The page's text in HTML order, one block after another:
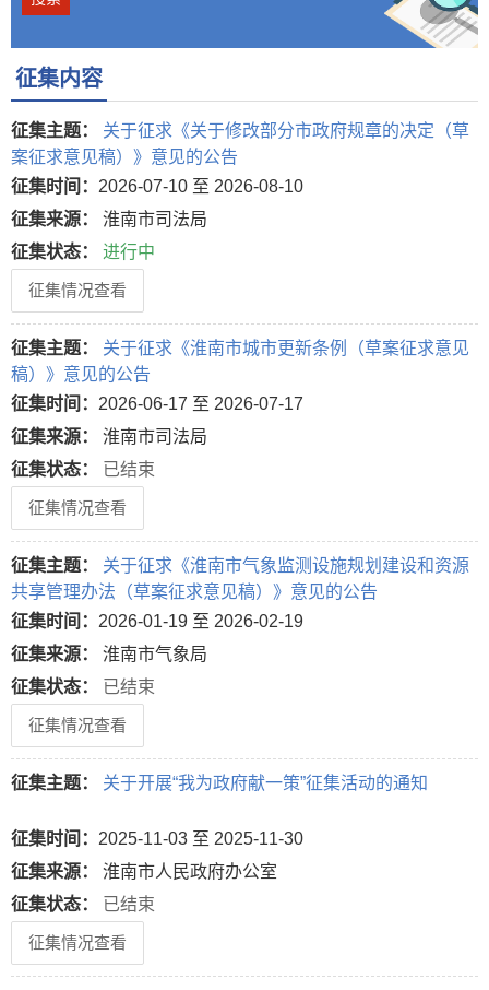
征集内容
征集主题：
关于征求《关于修改部分市政府规章的决定（草
案征求意见稿）》意见的公告
征集时间： 2026-07-10 至 2026-08-10
征集来源：
淮南市司法局
征集状态：
进行中
征集情况查看
征集主题：
关于征求《淮南市城市更新条例（草案征求意见
稿）》意见的公告
征集时间： 2026-06-17 至 2026-07-17
征集来源：
淮南市司法局
征集状态：
已结束
征集情况查看
征集主题：
关于征求《淮南市气象监测设施规划建设和资源
共享管理办法（草案征求意见稿）》意见的公告
征集时间： 2026-01-19 至 2026-02-19
征集来源：
淮南市气象局
征集状态：
已结束
征集情况查看
征集主题： 关于开展“我为政府献一策”征集活动的通知
征集时间： 2025-11-03 至 2025-11-30
征集来源：
淮南市人民政府办公室
征集状态：
已结束
征集情况查看